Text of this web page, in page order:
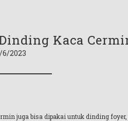
Kaca
2023
juga bisa dipakai untuk dinding